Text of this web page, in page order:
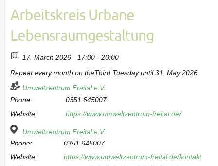
Arbeitskreis Urbane
Lebensraumgestaltung
17. March 2026
17:00 - 20:00
Repeat every month on theThird Tuesday until 31. May 2026
Umweltzentrum Freital e.V.
Phone:
0351 645007
Website:
https://www.umweltzentrum-freital.de/
Umweltzentrum Freital e.V.
Phone:
0351 645007
Website:
https://www.umweltzentrum-freital.de/kontakt